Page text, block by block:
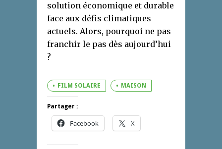
solution économique et durable
face aux défis climatiques
actuels. Alors, pourquoi ne pas
franchir le pas dès aujourd’hui
?
FILM SOLAIRE MAISON
Partager :
Facebook X